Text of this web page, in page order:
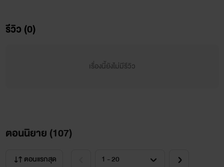
เจ้าพ่อมาเฟียที่มีกิจการนำเข้าและส่งออกรถหรูทั่วโลก
แถมยังเป็นเจ้าของโรงแรมชื่อดังอย่าง “AC Group”
รีวิว (0)
เรื่องนี้ยังไม่มีรีวิว
ตอนนิยาย (107)
ตอนแรกสุด